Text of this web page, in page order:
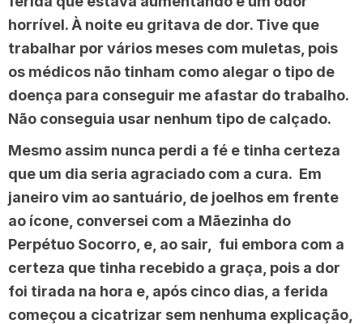
horrível. À noite eu gritava de dor. Tive que
trabalhar por vários meses com muletas, pois
os médicos não tinham como alegar o tipo de
doença para conseguir me afastar do trabalho.
Não conseguia usar nenhum tipo de calçado.
Mesmo assim nunca perdi a fé e tinha certeza
que um dia seria agraciado com a cura. Em
janeiro vim ao santuário, de joelhos em frente
ao ícone, conversei com a Mãezinha do
Perpétuo Socorro, e, ao sair, fui embora com a
certeza que tinha recebido a graça, pois a dor
foi tirada na hora e, após cinco dias, a ferida
começou a cicatrizar sem nenhuma explicação,